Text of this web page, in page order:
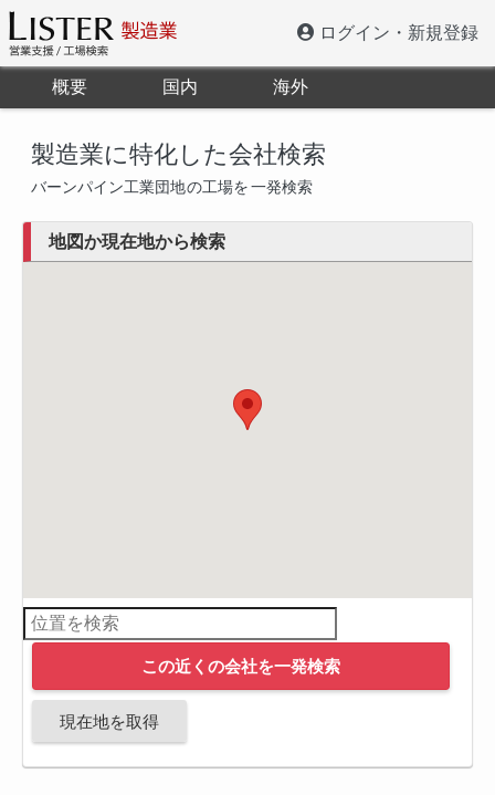
ログイン・新規登録
概要 国内 海外
製造業に特化した会社検索
バーンパイン工業団地の工場を一発検索
地図か現在地から検索
この近くの会社を一発検索
現在地を取得